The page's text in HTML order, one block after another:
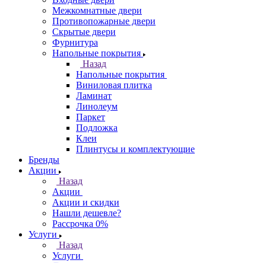
Межкомнатные двери
Противопожарные двери
Скрытые двери
Фурнитура
Напольные покрытия
Назад
Напольные покрытия
Виниловая плитка
Ламинат
Линолеум
Паркет
Подложка
Клеи
Плинтусы и комплектующие
Бренды
Акции
Назад
Акции
Акции и скидки
Нашли дешевле?
Рассрочка 0%
Услуги
Назад
Услуги